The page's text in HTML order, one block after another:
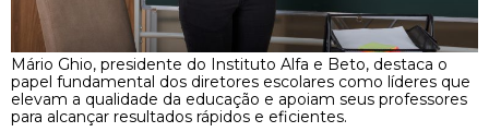
Mário Ghio, presidente do Instituto Alfa e Beto, destaca o
papel fundamental dos diretores escolares como líderes que
elevam a qualidade da educação e apoiam seus professores
para alcançar resultados rápidos e eficientes.